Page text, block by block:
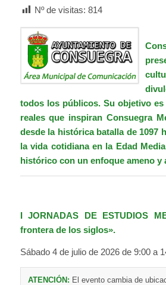
Nº de visitas: 814
todos los públicos. Su objetivo
reales que inspiran Consuegra
desde la histórica batalla de 1097
la vida cotidiana en la Edad
histórico con un enfoque ameno y
I JORNADAS DE ESTUDIOS
frontera de los siglos».
Sábado 4 de julio de 2026 de 9:00 a
ATENCIÓN: El evento cambia de